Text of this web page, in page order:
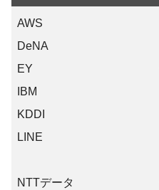
AWS
DeNA
EY
IBM
KDDI
LINE
NTTデータ